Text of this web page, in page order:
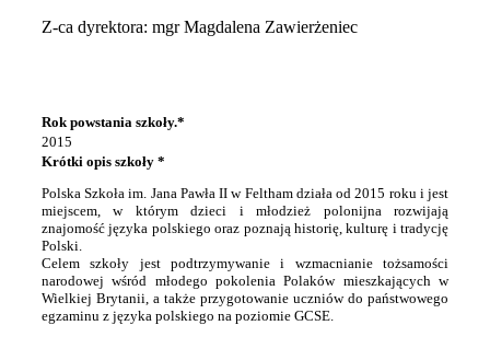
Z-ca dyrektora: mgr Magdalena Zawierżeniec
Rok powstania szkoły.*
2015
Krótki opis szkoły *
Polska Szkoła im. Jana Pawła II w Feltham działa od 2015 roku i jest
miejscem, w którym dzieci i młodzież polonijna rozwijają
znajomość języka polskiego oraz poznają historię, kulturę i tradycję
Polski.
Celem szkoły jest podtrzymywanie i wzmacnianie tożsamości
narodowej wśród młodego pokolenia Polaków mieszkających w
Wielkiej Brytanii, a także przygotowanie uczniów do państwowego
egzaminu z języka polskiego na poziomie GCSE.